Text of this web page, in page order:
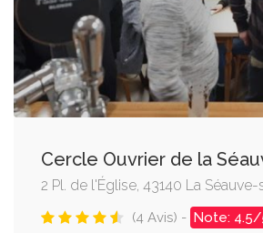
Cercle Ouvrier de la
2 Pl. de l'Église, 43140 La
(4 Avis) - Note: 4.5/